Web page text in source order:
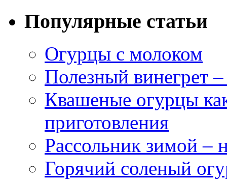
Популярные статьи
Огурцы с молоком
Полезный винегрет
Квашеные огурцы
приготовления
Рассольник зимой –
Горячий соленый